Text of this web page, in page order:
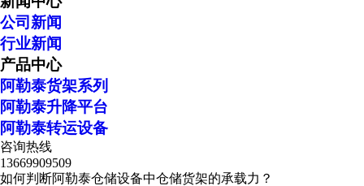
公司新闻
行业新闻
产品中心
阿勒泰货架系列
阿勒泰升降平台
阿勒泰转运设备
咨询热线
13669909509
如何判断阿勒泰仓储设备中仓储货架的承载力？